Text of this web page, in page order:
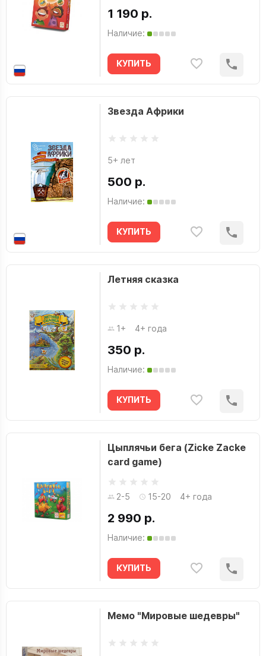
1 190 р.
Наличие:
КУПИТЬ
Звезда Африки
5+ лет
500 р.
Наличие:
КУПИТЬ
Летняя сказка
1+ 4+ года
350 р.
Наличие:
КУПИТЬ
Цыплячьи бега (Zicke Zacke
card game)
2-5 15-20 4+ года
2 990 р.
Наличие:
КУПИТЬ
Мемо "Мировые шедевры"